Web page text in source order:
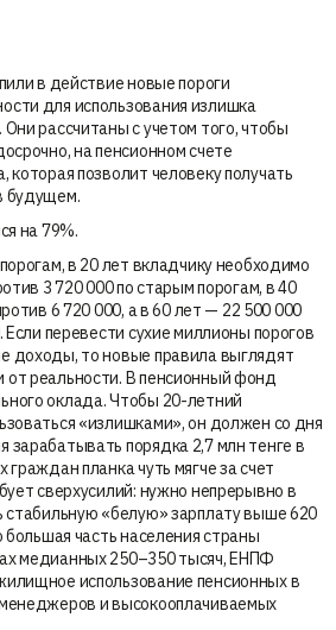
в действие новые пороги
для использования излишка
рассчитаны с учетом того, чтобы
на пенсионном счете
которая позволит человеку получать
будущем.
на 79%.
в 20 лет вкладчику необходимо
3 720 000 по старым порогам, в 40
6 720 000, а в 60 лет — 22 500 000
Если перевести сухие миллионы порогов
доходы, то новые правила выглядят
реальности. В пенсионный фонд
оклада. Чтобы 20-летний
«излишками», он должен со дня
зарабатывать порядка 2,7 млн тенге в
планка чуть мягче за счет
сверхусилий: нужно непрерывно в
стабильную «белую» зарплату выше 620
большая часть населения страны
медианных 250–350 тысяч, ЕНПФ
использование пенсионных в
и высокооплачиваемых